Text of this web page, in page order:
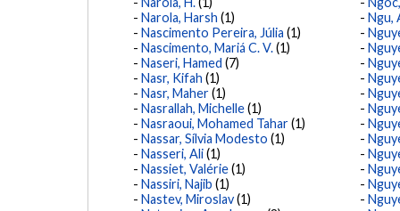
Narola, Harsh (1)
Nascimento Pereira, Júlia (1)
Nascimento, Mariá C. V.(1)
Naseri, Hamed (7)
Nasr, Kifah (1)
Nasr, Maher(1)
Nasrallah, Michelle(1)
Nasraoui, Mohamed Tahar(1)
Nassar, Sílvia Modesto (1)
Nasseri, Ali(1)
Nassiet, Valérie(1)
Nassiri, Najib (1)
Nastev, Miroslav(1)
Ngu,